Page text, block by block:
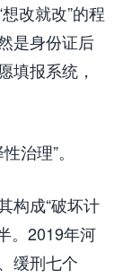
改就改”的程
是身份证后
报系统，
治理”。
构成“破坏计
。2019年河
缓刑七个